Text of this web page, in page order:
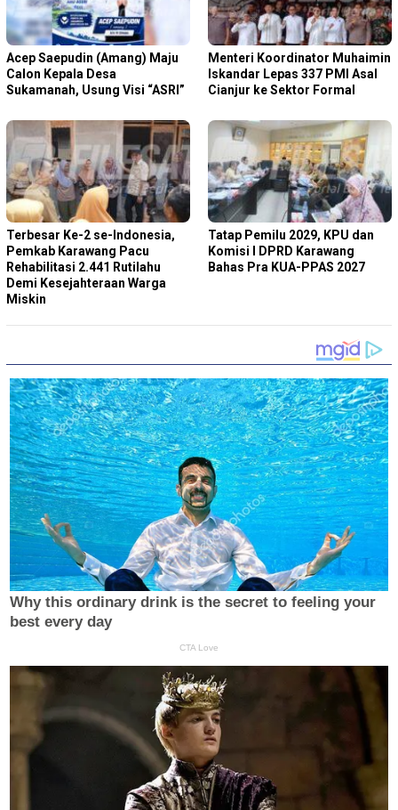
Acep Saepudin (Amang) Maju
Calon Kepala Desa
Sukamanah, Usung Visi “ASRI”
Menteri Koordinator Muhaimin
Iskandar Lepas 337 PMI Asal
Cianjur ke Sektor Formal
Terbesar Ke-2 se-Indonesia,
Pemkab Karawang Pacu
Rehabilitasi 2.441 Rutilahu
Demi Kesejahteraan Warga
Miskin
Tatap Pemilu 2029, KPU dan
Komisi I DPRD Karawang
Bahas Pra KUA-PPAS 2027